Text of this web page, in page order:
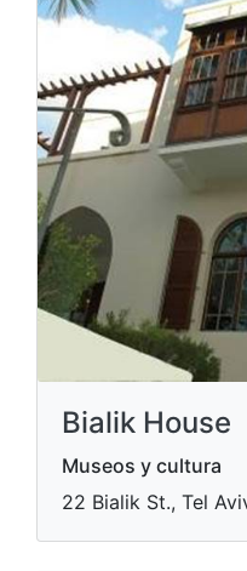
Bialik House
Museos y cultura
22 Bialik St., Tel